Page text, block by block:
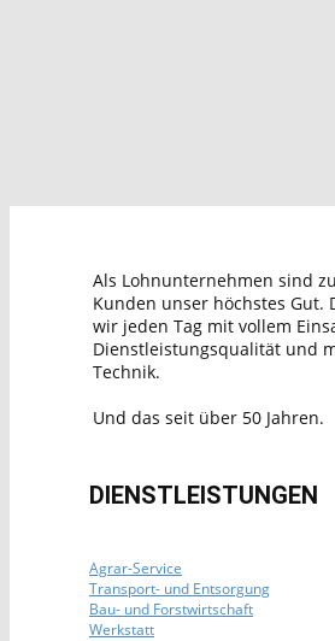
Als Lohnunternehmen sind
Kunden unser höchstes Gut.
wir jeden Tag mit vollem
Dienstleistungsqualität und
Technik.
Und das seit über 50 Jahren.
DIENSTLEISTUNGEN
Agrar-Service
Transport- und Entsorgung
Bau- und Forstwirtschaft
Werkstatt